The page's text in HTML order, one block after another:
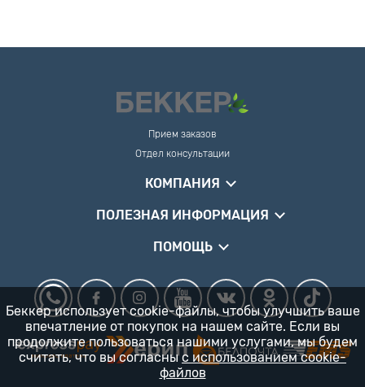
Прием заказов
Отдел консультации
КОМПАНИЯ
ПОЛЕЗНАЯ ИНФОРМАЦИЯ
ПОМОЩЬ
Беккер использует cookie-файлы, чтобы улучшить ваше
впечатление от покупок на нашем сайте. Если вы
продолжите пользоваться нашими услугами, мы будем
считать, что вы согласны с использованием cookie-
файлов